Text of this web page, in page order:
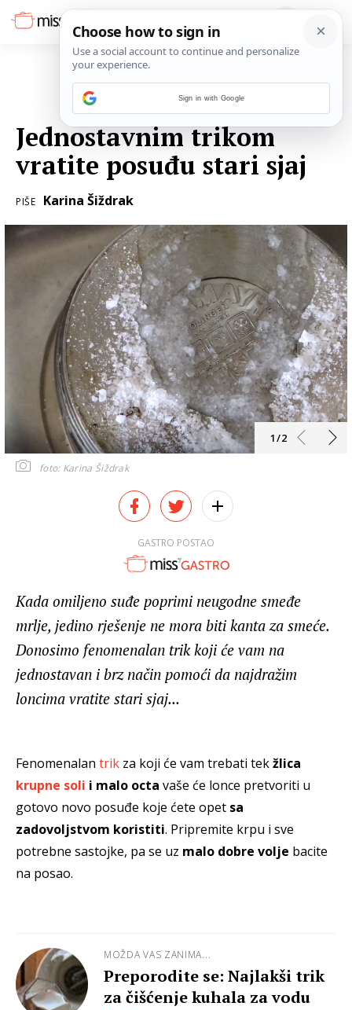
Jednostavnim trikom
vratite posuđu stari sjaj
PIŠE Karina Šiždrak
1/2
foto: Karina Šiždrak
GASTRO POSTAO
Kada omiljeno suđe poprimi neugodne smeđe
mrlje, jedino rješenje ne mora biti kanta za smeće.
Donosimo fenomenalan trik koji će vam na
jednostavan i brz način pomoći da najdražim
loncima vratite stari sjaj...
Fenomenalan trik za koji će vam trebati tekžlica
krupne soli i malo octa vaše će lonce pretvoriti u
gotovo novo posuđe koje ćete opet sa
zadovoljstvom koristiti. Pripremite krpu i sve
potrebne sastojke, pa se uz malo dobre volje bacite
na posao.
MOŽDA VAS ZANIMA...
Preporodite se: Najlakši trik
za čišćenje kuhala za vodu
Sign in with Google